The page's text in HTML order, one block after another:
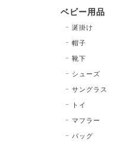
ベビー用品
涎掛け
帽子
靴下
シューズ
サングラス
トイ
マフラー
バッグ